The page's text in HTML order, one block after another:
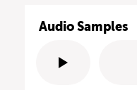
Audio Samples